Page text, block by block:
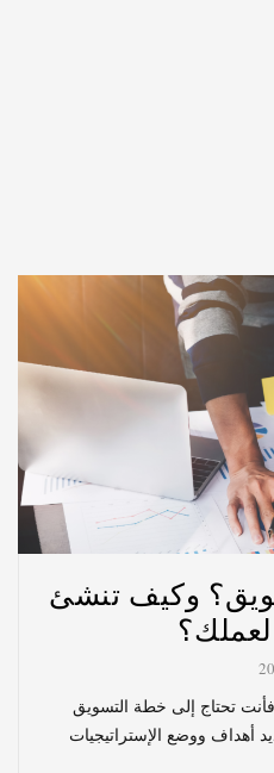
وكيف تنشئ
تحتاج إلى خطة التسويق
أهداف ووضع الإستراتيجيات